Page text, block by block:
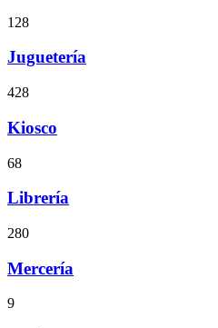
128
Juguetería
428
Kiosco
68
Librería
280
Mercería
9